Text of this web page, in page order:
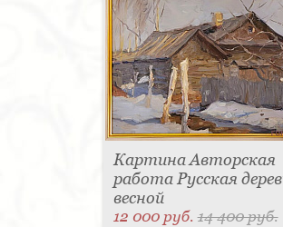
Картина Авторская
работа Русская
весной
12 000 руб.14 400 руб.